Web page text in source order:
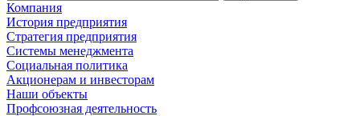
Компания
История предприятия
Стратегия предприятия
Системы менеджмента
Социальная политика
Акционерам и инвесторам
Наши объекты
Профсоюзная деятельность